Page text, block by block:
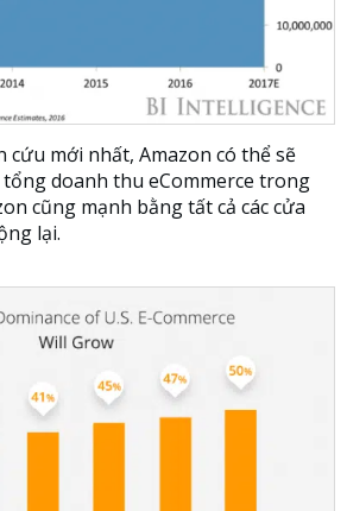
mới nhất, Amazon có thể sẽ
doanh thu eCommerce trong
cũng mạnh bằng tất cả các cửa
lại.